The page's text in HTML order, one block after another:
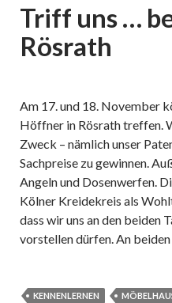
Triff uns …
Rösrath
Am 17. und 18. November
Höffner in Rösrath treffen.
Zweck – nämlich unser
Sachpreise zu gewinnen.
Angeln und Dosenwerfen.
Kölner Kreidekreis als
dass wir uns an den beiden
vorstellen dürfen. An
KENNENLERNEN